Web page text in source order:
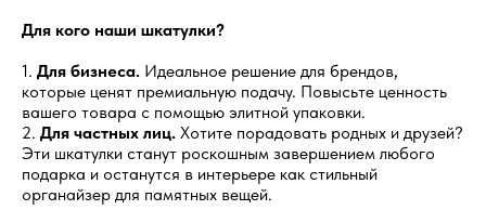
Для кого наши шкатулки?
1. Для бизнеса. Идеальное решение для брендов,
которые ценят премиальную подачу. Повысьте ценность
вашего товара с помощью элитной упаковки.
2. Для частных лиц. Хотите порадовать родных и друзей?
Эти шкатулки станут роскошным завершением любого
подарка и останутся в интерьере как стильный
органайзер для памятных вещей.